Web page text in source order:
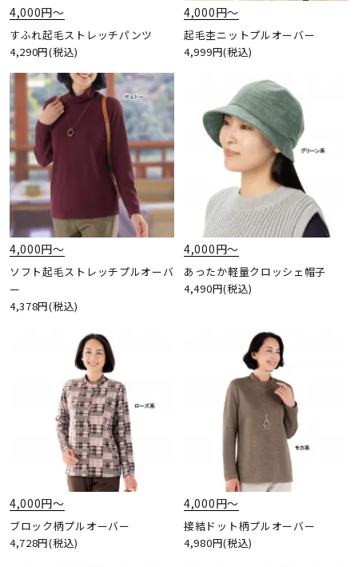
4,000円〜
すふれ起毛ストレッチパンツ
4,290円(税込)
4,000円〜
起毛杢ニットプルオーバー
4,999円(税込)
4,000円〜
ソフト起毛ストレッチプルオーバ
ー
4,378円(税込)
4,000円〜
あったか軽量クロッシェ帽子
4,490円(税込)
4,000円〜
ブロック柄プルオーバー
4,728円(税込)
4,000円〜
接結ドット柄プルオーバー
4,980円(税込)